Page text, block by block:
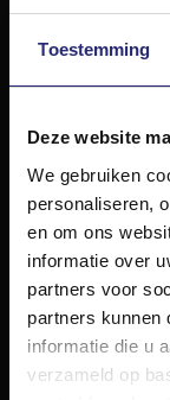
Toestemming
Deze website
We gebruiken
personaliseren,
en om ons
informatie over
partners voor
partners kunnen
informatie die u
verzameld op
Diensten
Taxatie
Verkoop
Meer